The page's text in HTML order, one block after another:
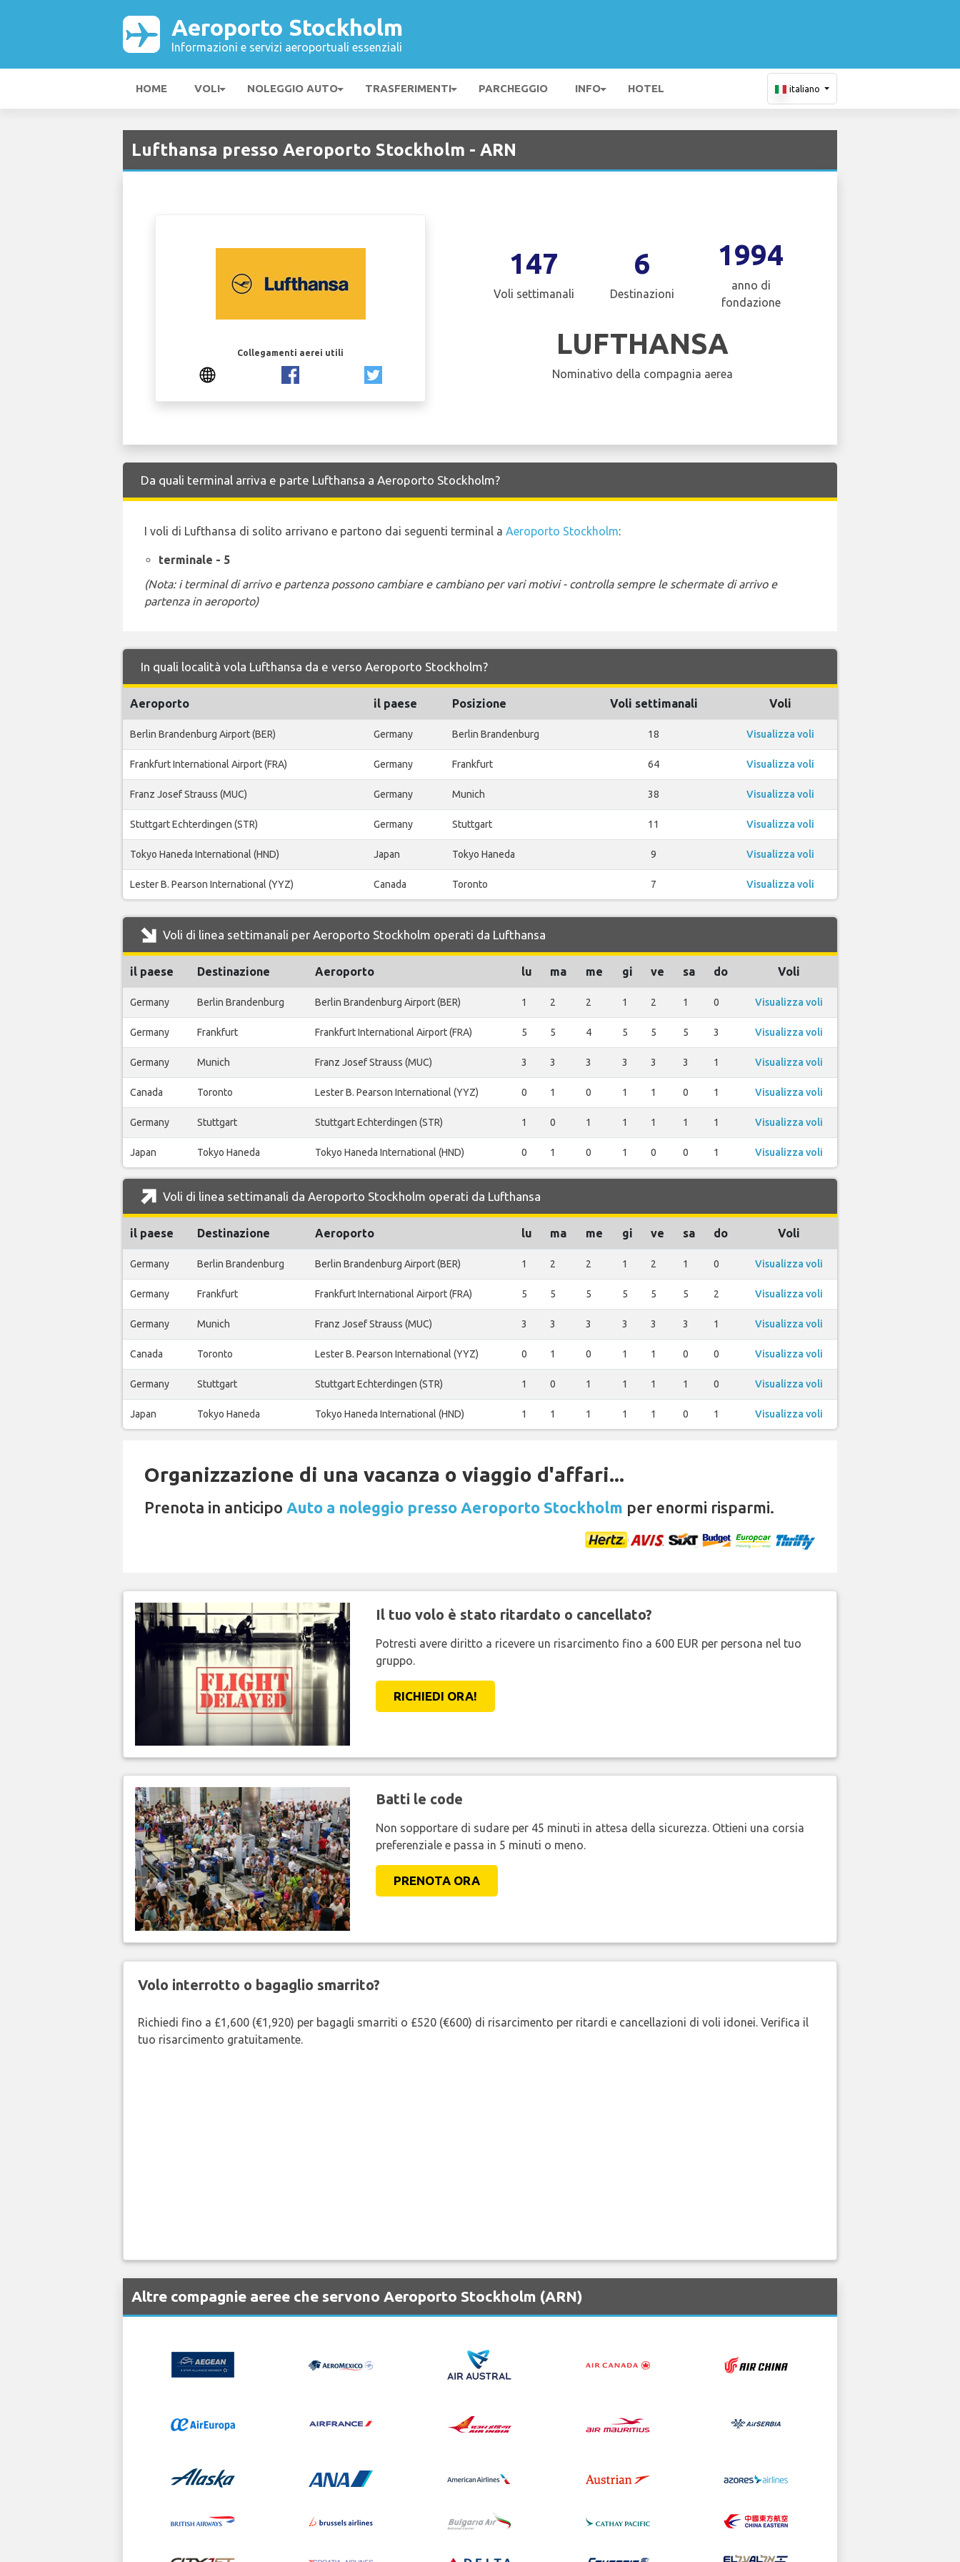
Aeroporto Stockholm
Informazioni e servizi aeroportuali essenziali
HOME VOLI NOLEGGIO AUTO TRASFERIMENTI PARCHEGGIO INFO HOTEL italiano
Lufthansa presso Aeroporto Stockholm - ARN
Collegamenti aerei utili
147
Voli settimanali
6
Destinazioni
1994
anno di
fondazione
LUFTHANSA
Nominativo della compagnia aerea
Da quali terminal arriva e parte Lufthansa a Aeroporto Stockholm?
I voli di Lufthansa di solito arrivano e partono dai seguenti terminal a Aeroporto Stockholm:
terminale - 5
(Nota: i terminal di arrivo e partenza possono cambiare e cambiano per vari motivi - controlla sempre le schermate di arrivo e
partenza in aeroporto)
In quali località vola Lufthansa da e verso Aeroporto Stockholm?
Aeroporto il paese Posizione Voli settimanali Voli
Berlin Brandenburg Airport (BER) Germany Berlin Brandenburg 18 Visualizza voli
Frankfurt International Airport (FRA) Germany Frankfurt 64 Visualizza voli
Franz Josef Strauss (MUC) Germany Munich 38 Visualizza voli
Stuttgart Echterdingen (STR) Germany Stuttgart 11 Visualizza voli
Tokyo Haneda International (HND) Japan Tokyo Haneda 9 Visualizza voli
Lester B. Pearson International (YYZ) Canada Toronto 7 Visualizza voli
Voli di linea settimanali per Aeroporto Stockholm operati da Lufthansa
il paese Destinazione Aeroporto lu ma me gi ve sa do Voli
Germany Berlin Brandenburg Berlin Brandenburg Airport (BER) 1 2 2 1 2 1 0 Visualizza voli
Germany Frankfurt Frankfurt International Airport (FRA) 5 5 4 5 5 5 3 Visualizza voli
Germany Munich Franz Josef Strauss (MUC) 3 3 3 3 3 3 1 Visualizza voli
Canada Toronto Lester B. Pearson International (YYZ) 0 1 0 1 1 0 1 Visualizza voli
Germany Stuttgart Stuttgart Echterdingen (STR) 1 0 1 1 1 1 1 Visualizza voli
Japan Tokyo Haneda Tokyo Haneda International (HND) 0 1 0 1 0 0 1 Visualizza voli
Voli di linea settimanali da Aeroporto Stockholm operati da Lufthansa
il paese Destinazione Aeroporto lu ma me gi ve sa do Voli
Germany Berlin Brandenburg Berlin Brandenburg Airport (BER) 1 2 2 1 2 1 0 Visualizza voli
Germany Frankfurt Frankfurt International Airport (FRA) 5 5 5 5 5 5 2 Visualizza voli
Germany Munich Franz Josef Strauss (MUC) 3 3 3 3 3 3 1 Visualizza voli
Canada Toronto Lester B. Pearson International (YYZ) 0 1 0 1 1 0 0 Visualizza voli
Germany Stuttgart Stuttgart Echterdingen (STR) 1 0 1 1 1 1 0 Visualizza voli
Japan Tokyo Haneda Tokyo Haneda International (HND) 1 1 1 1 1 0 1 Visualizza voli
Organizzazione di una vacanza o viaggio d'affari...
Prenota in anticipo Auto a noleggio presso Aeroporto Stockholm per enormi risparmi.
Il tuo volo è stato ritardato o cancellato?
Potresti avere diritto a ricevere un risarcimento fino a 600 EUR per persona nel tuo
gruppo.
RICHIEDI ORA!
Batti le code
Non sopportare di sudare per 45 minuti in attesa della sicurezza. Ottieni una corsia
preferenziale e passa in 5 minuti o meno.
PRENOTA ORA
Volo interrotto o bagaglio smarrito?
Richiedi fino a £1,600 (€1,920) per bagagli smarriti o £520 (€600) di risarcimento per ritardi e cancellazioni di voli idonei. Verifica il
tuo risarcimento gratuitamente.
Altre compagnie aeree che servono Aeroporto Stockholm (ARN)